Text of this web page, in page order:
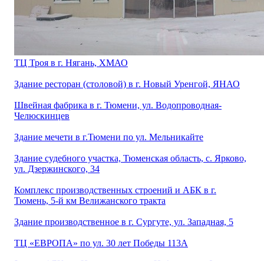
ТЦ Троя в г. Нягань, ХМАО
Здание ресторан (столовой) в г. Новый Уренгой, ЯНАО
Швейная фабрика в г. Тюмени, ул. Водопроводная-
Челюскинцев
Здание мечети в г.Тюмени по ул. Мельникайте
Здание судебного участка, Тюменская область, с. Ярково,
ул. Дзержинского, 34
Комплекс производственных строений и АБК в г.
Тюмень, 5-й км Велижанского тракта
Здание производственное в г. Сургуте, ул. Западная, 5
ТЦ «ЕВРОПА» по ул. 30 лет Победы 113А